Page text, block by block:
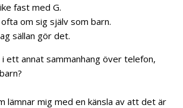
fast med G.
om sig själv som barn.
sällan gör det.
i ett annat sammanhang över telefon,
lämnar mig med en känsla av att det är